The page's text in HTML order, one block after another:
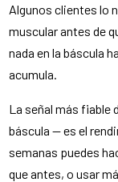
Algunos clientes lo
muscular antes de
nada en la báscula
acumula.
La señal más fiable
báscula — es el
semanas puedes
que antes, o usar